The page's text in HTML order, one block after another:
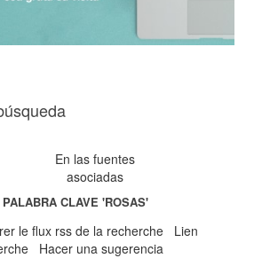
En las fuentes
asociadas
PALABRA CLAVE'ROSAS'
le flux rss de la recherche
Lien
Hacer una sugerencia